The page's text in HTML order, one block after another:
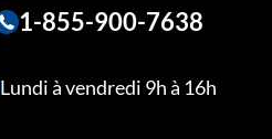
1-855-900-7638
Lundi à vendredi 9h à 16h